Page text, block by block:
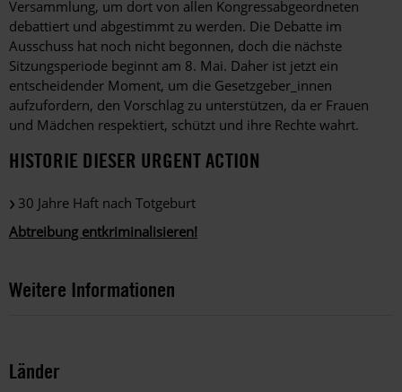
Versammlung, um dort von allen Kongressabgeordneten
debattiert und abgestimmt zu werden. Die Debatte im
Ausschuss hat noch nicht begonnen, doch die nächste
Sitzungsperiode beginnt am 8. Mai. Daher ist jetzt ein
entscheidender Moment, um die Gesetzgeber_innen
aufzufordern, den Vorschlag zu unterstützen, da er Frauen
und Mädchen respektiert, schützt und ihre Rechte wahrt.
HISTORIE DIESER URGENT ACTION
30 Jahre Haft nach Totgeburt
Abtreibung entkriminalisieren!
Weitere Informationen
Länder